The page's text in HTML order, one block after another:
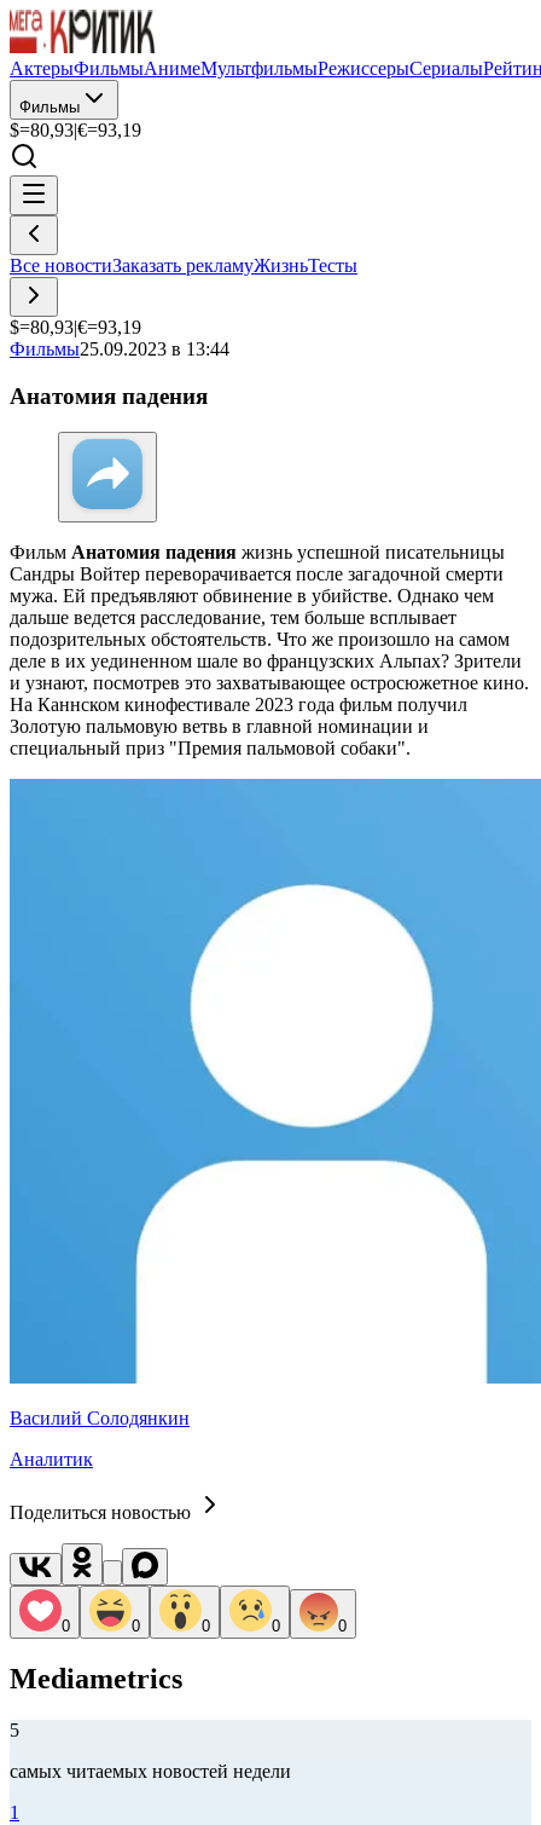
АктерыФильмыАнимеМультфильмыРежиссерыСериалы
Фильмы
$=80,93|€=93,19
Все новостиЗаказать рекламуЖизньТесты
$=80,93|€=93,19
Фильмы25.09.2023 в 13:44
Анатомия падения
Фильм Анатомия падения жизнь успешной писательницы
Сандры Войтер переворачивается после загадочной смерти
мужа. Ей предъявляют обвинение в убийстве. Однако чем
дальше ведется расследование, тем больше всплывает
подозрительных обстоятельств. Что же произошло на самом
деле в их уединенном шале во французских Альпах? Зрители
и узнают, посмотрев это захватывающее остросюжетное кино.
На Каннском кинофестивале 2023 года фильм получил
Золотую пальмовую ветвь в главной номинации и
специальный приз "Премия пальмовой собаки".
Василий Солодянкин
Аналитик
Поделиться новостью
0 0 0 0 0
Mediametrics
5
самых читаемых новостей недели
1